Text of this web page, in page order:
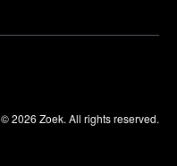
© 2026 Zoek. All rights reserved.